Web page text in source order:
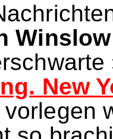
Winslow
New